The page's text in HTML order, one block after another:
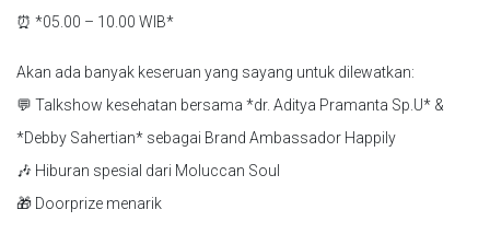
⏰ *05.00 – 10.00 WIB*
Akan ada banyak keseruan yang sayang untuk dilewatkan:
💬 Talkshow kesehatan bersama *dr. Aditya Pramanta Sp.U* &
*Debby Sahertian* sebagai Brand Ambassador Happily
🎶 Hiburan spesial dari Moluccan Soul
🎁 Doorprize menarik